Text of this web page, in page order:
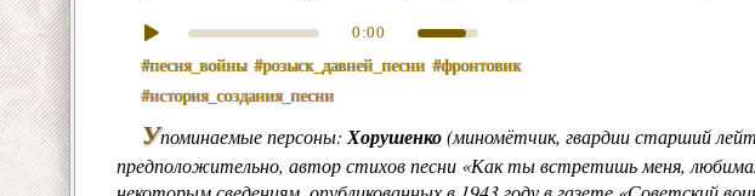
0:00
#песня_войны #розыск_давней_песни #фронтовик
#история_создания_песни
Упоминаемые персоны: Хорушенко(миномётчик, гвардии старший
предположительно, автор стихов песни «Как ты встретишь меня,